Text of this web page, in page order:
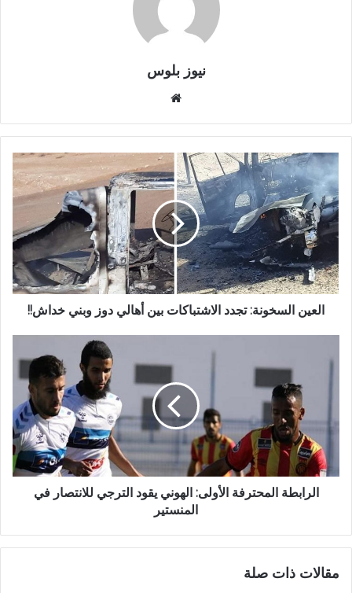
نيوز بلوس
العين السخونة: تجدد الاشتباكات بين أهالي دوز وبني خداش!!
الرابطة المحترفة الأولى: الهوني يقود الترجي للانتصار في
المنستير
مقالات ذات صلة